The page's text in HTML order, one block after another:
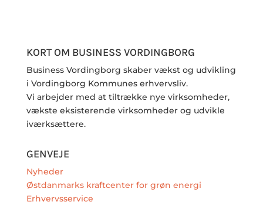
KORT OM BUSINESS VORDINGBORG
Business Vordingborg skaber vækst og udvikling
i Vordingborg Kommunes erhvervsliv.
Vi arbejder med at tiltrække nye virksomheder,
vækste eksisterende virksomheder og udvikle
iværksættere.
GENVEJE
Nyheder
Østdanmarks kraftcenter for grøn energi
Erhvervsservice